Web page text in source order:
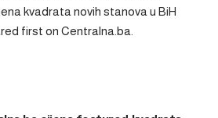
kvadrata novih stanova u BiH
first on Centralna.ba